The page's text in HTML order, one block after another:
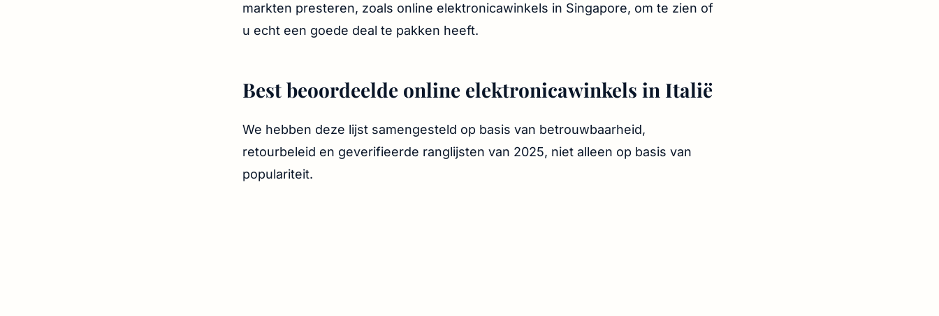
markten presteren, zoals online elektronicawinkels in Singapore, om te zien of
u echt een goede deal te pakken heeft.
Best beoordeelde online elektronicawinkels in Italië
We hebben deze lijst samengesteld op basis van betrouwbaarheid,
retourbeleid en geverifieerde ranglijsten van 2025, niet alleen op basis van
populariteit.